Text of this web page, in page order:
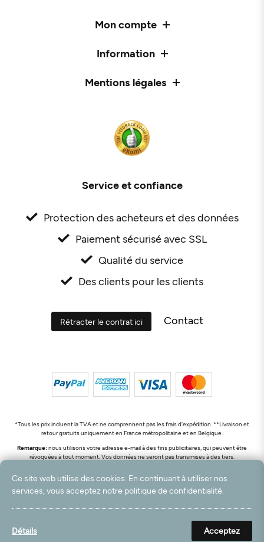
Mon compte
Information
Mentions légales
Service et confiance
Protection des acheteurs et des données
Paiement sécurisé avec SSL
Qualité du service
Des clients pour les clients
Rétracter le contrat ici Contact
*Tous les prix incluent la TVA et ne comprennent pas les frais d'expédition. **Livraison et
retour gratuits uniquement en France métropolitaine et en Belgique.
Remarque:nous utilisons votre adresse e-mail à des fins publicitaires, qui peuvent être
révoquées à tout moment. Vos données ne seront pas transmises à des tiers.
createyourtemplate
Ce site web utilise des cookies. En continuant à utiliser nos
services, vous acceptez notre politique de confidentialité.
Détails Acceptez